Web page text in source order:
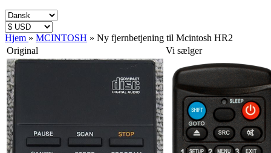
Hjem » MCINTOSH » Ny fjernbetjening til Mcintosh HR2
Original
Vi sælger